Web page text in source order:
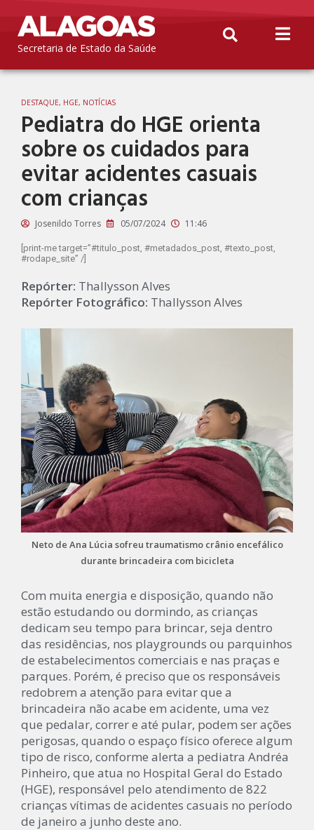
Secretaria de Estado da Saúde
DESTAQUE, HGE, NOTÍCIAS
Pediatra do HGE orienta
sobre os cuidados para
evitar acidentes casuais
com crianças
Josenildo Torres 05/07/2024 11:46
[print-me target=”#titulo_post, #metadados_post, #texto_post,
#rodape_site” /]
Repórter: Thallysson Alves
Repórter Fotográfico: Thallysson Alves
Neto de Ana Lúcia sofreu traumatismo crânio encefálico
durante brincadeira com bicicleta
Com muita energia e disposição, quando não
estão estudando ou dormindo, as crianças
dedicam seu tempo para brincar, seja dentro
das residências, nos playgrounds ou parquinhos
de estabelecimentos comerciais e nas praças e
parques. Porém, é preciso que os responsáveis
redobrem a atenção para evitar que a
brincadeira não acabe em acidente, uma vez
que pedalar, correr e até pular, podem ser ações
perigosas, quando o espaço físico oferece algum
tipo de risco, conforme alerta a pediatra Andréa
Pinheiro, que atua no Hospital Geral do Estado
(HGE), responsável pelo atendimento de 822
crianças vítimas de acidentes casuais no período
de janeiro a junho deste ano.